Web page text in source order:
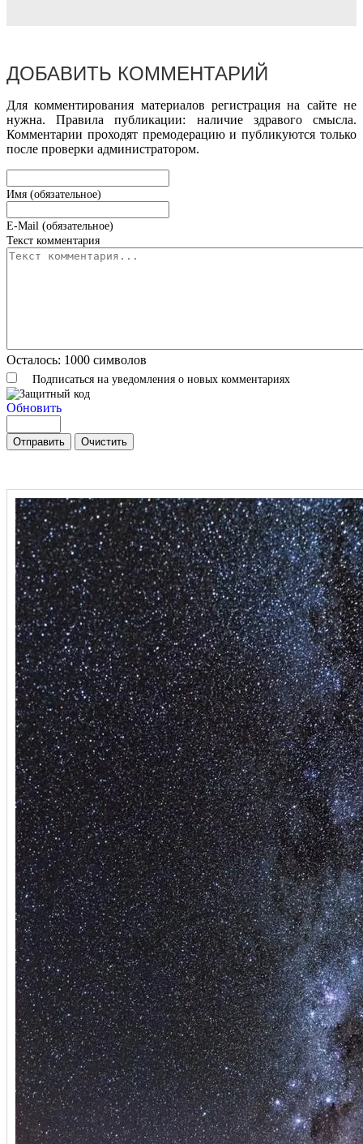
ДОБАВИТЬ КОММЕНТАРИЙ
Для комментирования материалов регистрация на сайте не
нужна. Правила публикации: наличие здравого смысла.
Комментарии проходят премодерацию и публикуются только
после проверки администратором.
Имя (обязательное)
E-Mail (обязательное)
Текст комментария
Осталось: 1000 символов
Подписаться на уведомления о новых комментариях
Обновить
Отправить Очистить